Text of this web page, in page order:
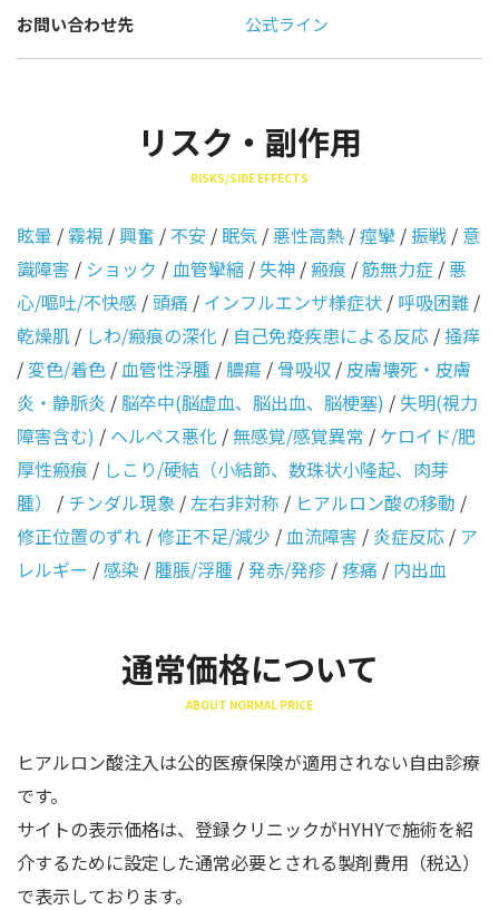
お問い合わせ先 公式ライン
リスク・副作用
RISKS/SIDE EFFECTS
眩暈 /霧視 /興奮 / 不安 / 眠気 /悪性高熱 /痙攣 /振戦 / 意
識障害 / ショック /血管攣縮 /失神 /瘢痕 /筋無力症 /悪
心/嘔吐/不快感 /頭痛 / インフルエンザ様症状 / 呼吸困難 /
乾燥肌 / しわ/瘢痕の深化 / 自己免疫疾患による反応 /掻痒
/変色/着色 /血管性浮腫 /膿瘍 / 骨吸収 / 皮膚壊死・皮膚
炎・静脈炎 /脳卒中(脳虚血、脳出血、脳梗塞) /失明(視力
障害含む) / ヘルペス悪化 /無感覚/感覚異常 / ケロイド/肥
厚性瘢痕 / しこり/硬結（小結節、数珠状小隆起、肉芽
腫）
/ チンダル現象 /左右非対称 / ヒアルロン酸の移動 /
修正位置のずれ /修正不足/減少 /血流障害 / 炎症反応 / ア
レルギー /感染 /腫脹/浮腫 /発赤/発疹 /疼痛 / 内出血
通常価格について
ABOUT NORMAL PRICE
ヒアルロン酸注入は公的医療保険が適用されない自由診療
です。
サイトの表示価格は、登録クリニックがHYHYで施術を紹
介するために設定した通常必要とされる製剤費用（税込）
で表示しております。